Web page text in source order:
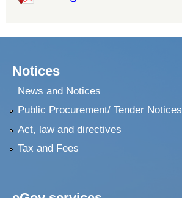
Notices
News and Notices
Public Procurement/ Tender Notices
Act, law and directives
Tax and Fees